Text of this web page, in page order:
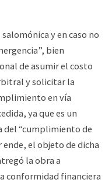
y en caso no
bien
de asumir el costo
y solicitar la
en vía
ya que es un
“cumplimiento de
el objeto de dicha
la obra a
conformidad financiera